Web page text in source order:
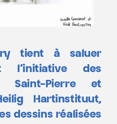
tient à saluer
l’initiative des
Saint-Pierre et
Hartinstituut,
dessins réalisées